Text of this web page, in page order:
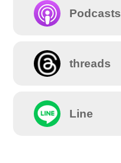
Podcasts
threads
Line